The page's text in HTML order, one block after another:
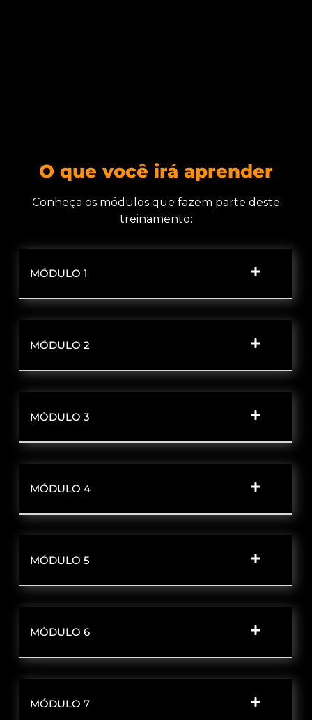
O que você irá aprender
Conheça os módulos que fazem parte deste
treinamento:
MÓDULO 1
MÓDULO 2
MÓDULO 3
MÓDULO 4
MÓDULO 5
MÓDULO 6
MÓDULO 7